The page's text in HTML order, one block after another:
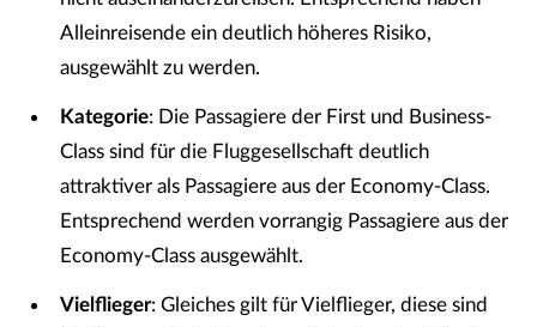
Alleinreisende ein deutlich höheres Risiko,
ausgewählt zu werden.
Kategorie: Die Passagiere der First und Business-
Class sind für die Fluggesellschaft deutlich
attraktiver als Passagiere aus der Economy-Class.
Entsprechend werden vorrangig Passagiere aus der
Economy-Class ausgewählt.
Vielflieger: Gleiches gilt für Vielflieger, diese sind